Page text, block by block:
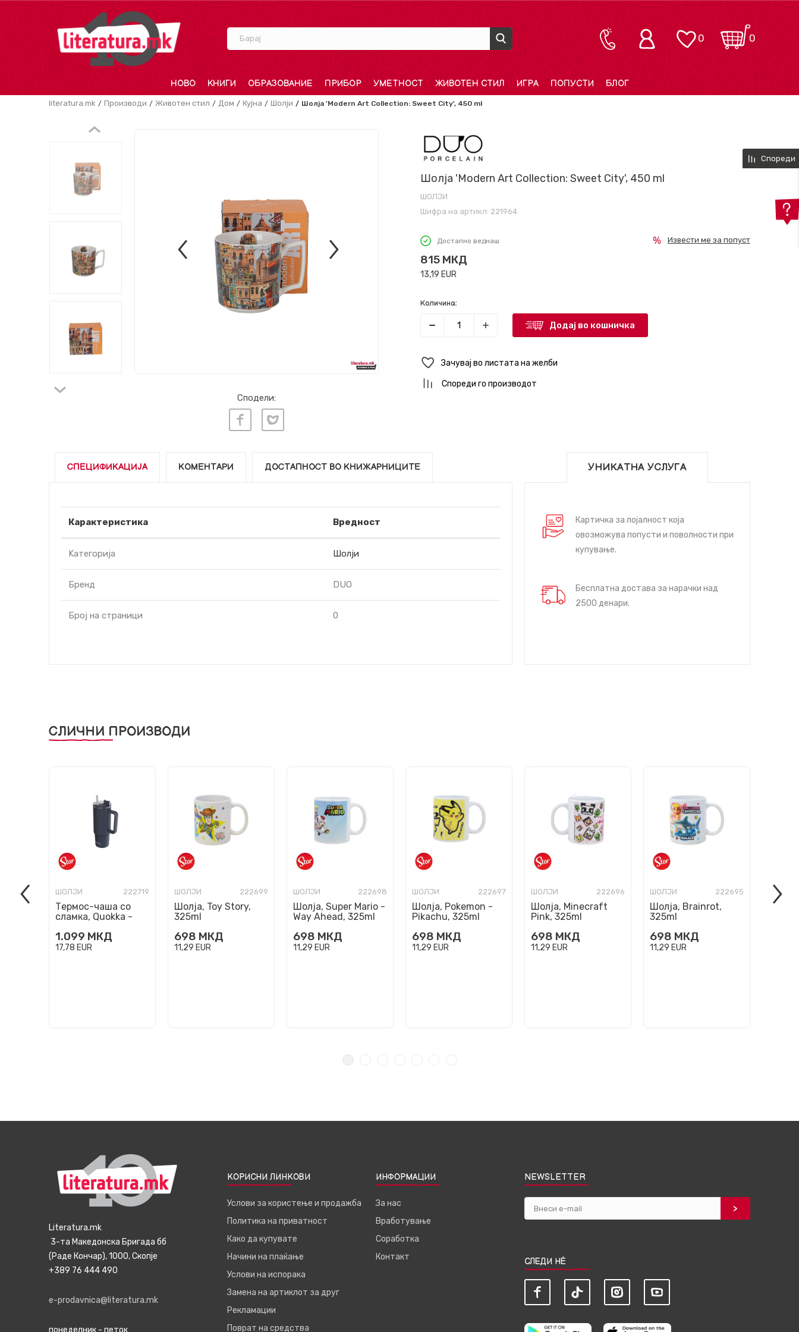
Барај 0
0
НОВО КНИГИ ОБРАЗОВАНИЕ ПРИБОР УМЕТНОСТ ЖИВОТЕН СТИЛ ИГРА ПОПУСТИ БЛОГ
literatura.mk Производи Животен стил Дом Кујна Шолји Шолја 'Modern Art Collection: Sweet City', 450 ml
Сподели:
Шолја 'Modern Art Collection: Sweet City', 450 ml
ШОЛЈИ
Шифра на артикл: 221964
Достапно веднаш
815 МКД
13,19 EUR
Извести ме за попуст
Количина:
Додај во кошничка
Зачувај во листата на желби
Спореди го производот
СПЕЦИФИКАЦИЈА КОМЕНТАРИ ДОСТАПНОСТ ВО КНИЖАРНИЦИТЕ
Карактеристика Вредност
Kатегорија Шолји
Бренд DUO
Број на страници 0
УНИКАТНА УСЛУГА
Картичка за лојалност која
овозможува попусти и поволности при
купување.
Бесплатна достава за нарачки над
2500 денари.
СЛИЧНИ ПРОИЗВОДИ
ШОЛЈИ 222719
Термос-чаша со
сламка, Quokka -
950ml
1.099 МКД
17,78 EUR
ШОЛЈИ 222699
Шолја, Toy Story,
325ml
698 МКД
11,29 EUR
ШОЛЈИ 222698
Шолја, Super Mario -
Way Ahead, 325ml
698 МКД
11,29 EUR
ШОЛЈИ 222697
Шолја, Pokemon -
Pikachu, 325ml
698 МКД
11,29 EUR
ШОЛЈИ 222696
Шолја, Minecraft
Pink, 325ml
698 МКД
11,29 EUR
ШОЛЈИ 222695
Шолја, Brainrot,
325ml
698 МКД
11,29 EUR
ШОЛЈИ
Спореди
Literatura.mk
3-та Македонска Бригада бб
(Раде Кончар), 1000, Скопје
+389 76 444 490
e-prodavnica@literatura.mk
понеделник - петок
КОРИСНИ ЛИНКОВИ
Услови за користење и продажба
Политика на приватност
Како да купувате
Начини на плаќање
Услови на испорака
Замена на артиклот за друг
Рекламации
Поврат на средства
ИНФОРМАЦИИ
За нас
Вработување
Соработка
Контакт
NEWSLETTER
СЛЕДИ НЀ